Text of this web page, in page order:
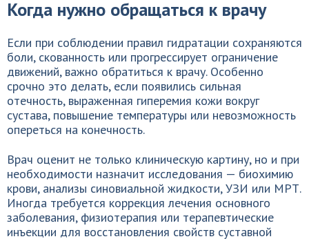
Когда нужно обращаться к врачу
Если при соблюдении правил гидратации сохраняются
боли, скованность или прогрессирует ограничение
движений, важно обратиться к врачу. Особенно
срочно это делать, если появились сильная
отечность, выраженная гиперемия кожи вокруг
сустава, повышение температуры или невозможность
опереться на конечность.
Врач оценит не только клиническую картину, но и при
необходимости назначит исследования — биохимию
крови, анализы синовиальной жидкости, УЗИ или МРТ.
Иногда требуется коррекция лечения основного
заболевания, физиотерапия или терапевтические
инъекции для восстановления свойств суставной